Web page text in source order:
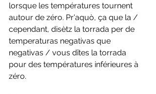
lorsque les températures tournent
autour de zéro. Pr'aquò, ça que la /
cependant, disètz la torrada per de
temperaturas negativas que
negativas / vous dîtes la torrada
pour des températures inférieures à
zéro.